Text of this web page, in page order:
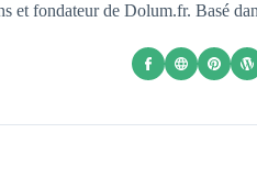
et fondateur de Dolum.fr. Basé